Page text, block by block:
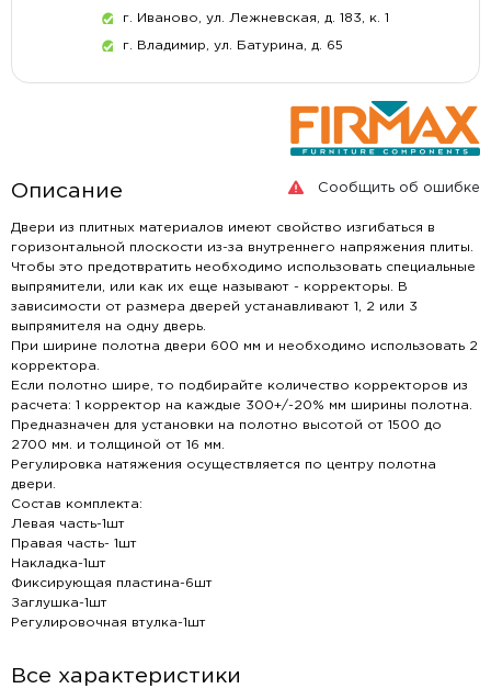
г. Иваново, ул. Лежневская, д. 183, к. 1
г. Владимир, ул. Батурина, д. 65
Сообщить об ошибке
Описание
Двери из плитных материалов имеют свойство изгибаться в
горизонтальной плоскости из-за внутреннего напряжения плиты.
Чтобы это предотвратить необходимо использовать специальные
выпрямители, или как их еще называют - корректоры. В
зависимости от размера дверей устанавливают 1, 2 или 3
выпрямителя на одну дверь.
При ширине полотна двери 600 мм и необходимо использовать 2
корректора.
Если полотно шире, то подбирайте количество корректоров из
расчета: 1 корректор на каждые 300+/-20% мм ширины полотна.
Предназначен для установки на полотно высотой от 1500 до
2700 мм. и толщиной от 16 мм.
Регулировка натяжения осуществляется по центру полотна
двери.
Состав комплекта:
Левая часть-1шт
Правая часть- 1шт
Накладка-1шт
Фиксирующая пластина-6шт
Заглушка-1шт
Регулировочная втулка-1шт
Все характеристики